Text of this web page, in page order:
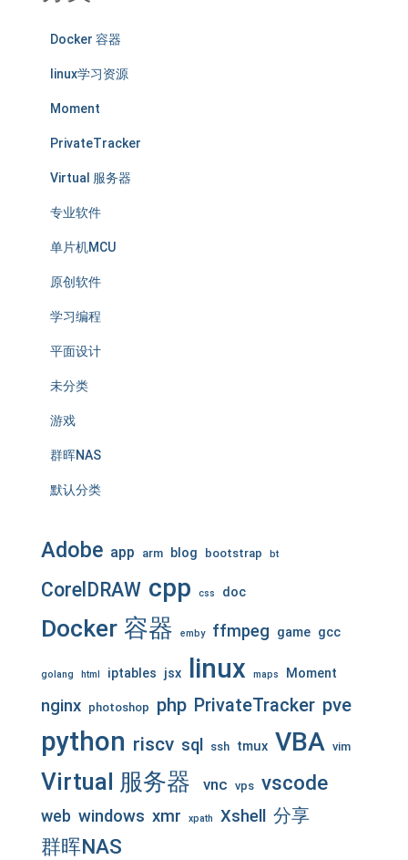
Docker 容器
linux学习资源
Moment
PrivateTracker
Virtual 服务器
专业软件
单片机MCU
原创软件
学习编程
平面设计
未分类
游戏
群晖NAS
默认分类
Adobe app arm blog bootstrap bt
CorelDRAW cpp css doc
Docker 容器 emby ffmpeg game gcc
golang html iptables jsx linux maps Moment
nginx photoshop php PrivateTracker pve
python riscv sql ssh tmux VBA vim
Virtual 服务器 vnc vps vscode
web windows xmr xpath Xshell 分享
群晖NAS